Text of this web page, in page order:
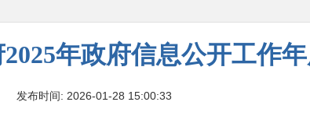
年政府信息公开工作
发布时间: 2026-01-28 15:00:33